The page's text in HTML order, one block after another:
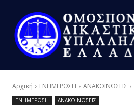
Αρχική ΕΝΗΜΕΡΩΣΗ ΑΝΑΚΟΙΝΩΣΕΙΣ
ΕΝΗΜΕΡΩΣΗ ΑΝΑΚΟΙΝΩΣΕΙΣ